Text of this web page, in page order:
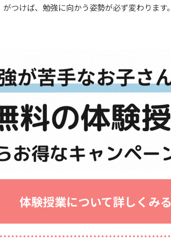
つけば、勉強に向かう姿勢が必ず変わります。
体験授業について詳しくみる